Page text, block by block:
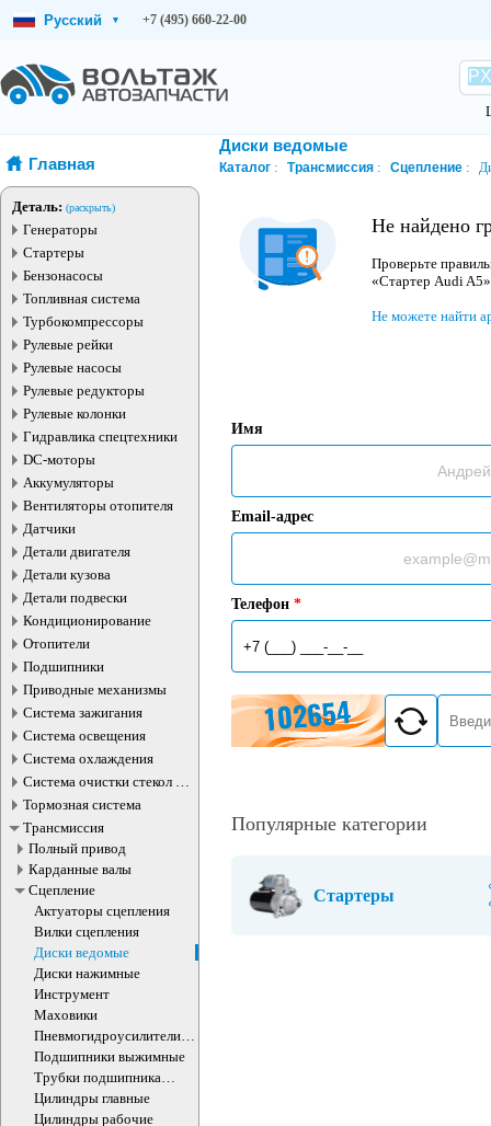
Русский ▾ +7 (495) 660-22-00
Главная
Деталь: (раскрыть)
Генераторы
Стартеры
Бензонасосы
Топливная система
Турбокомпрессоры
Рулевые рейки
Рулевые насосы
Рулевые редукторы
Рулевые колонки
Гидравлика спецтехники
DC-моторы
Аккумуляторы
Вентиляторы отопителя
Датчики
Детали двигателя
Детали кузова
Детали подвески
Кондиционирование
Отопители
Подшипники
Приводные механизмы
Система зажигания
Система освещения
Система охлаждения
Система очистки стекол и
фар
Тормозная система
Трансмиссия
Полный привод
Карданные валы
Сцепление
Актуаторы сцепления
Вилки сцепления
Диски ведомые
Диски нажимные
Инструмент
Маховики
Пневмогидроусилители
сцепления
Подшипники выжимные
Трубки подшипника
выжимного
Цилиндры главные
Цилиндры рабочие
Диски ведомые
Каталог Трансмиссия Сцепление
Не найдено
Проверьте
«Стартер Audi
Не можете найти
Имя
Email-адрес
Телефон *
Популярные категории
Стартеры